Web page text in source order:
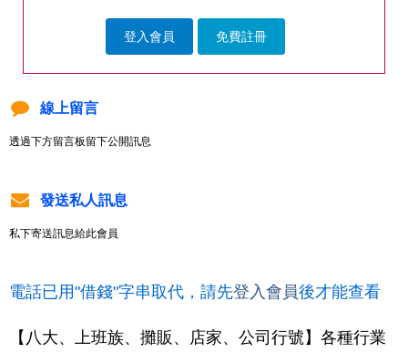
登入會員 免費註冊
線上留言
透過下方留言板留下公開訊息
發送私人訊息
私下寄送訊息給此會員
電話已用"借錢"字串取代，請先登入會員後才能查看
【八大、上班族、攤販、店家、公司行號】各種行業